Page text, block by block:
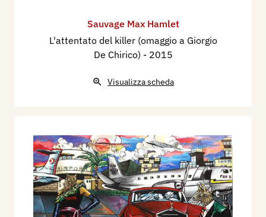
Sauvage Max Hamlet
L'attentato del killer (omaggio a Giorgio
De Chirico) - 2015
Visualizza scheda